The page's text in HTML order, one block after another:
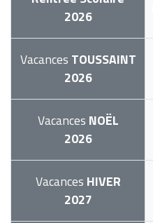
2026
Vacances TOUSSAINT
2026
Vacances NOËL
2026
Vacances HIVER
2027